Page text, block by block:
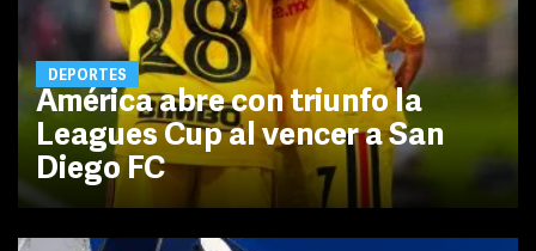
DEPORTES
América abre con triunfo la
Leagues Cup al vencer a San
Diego FC